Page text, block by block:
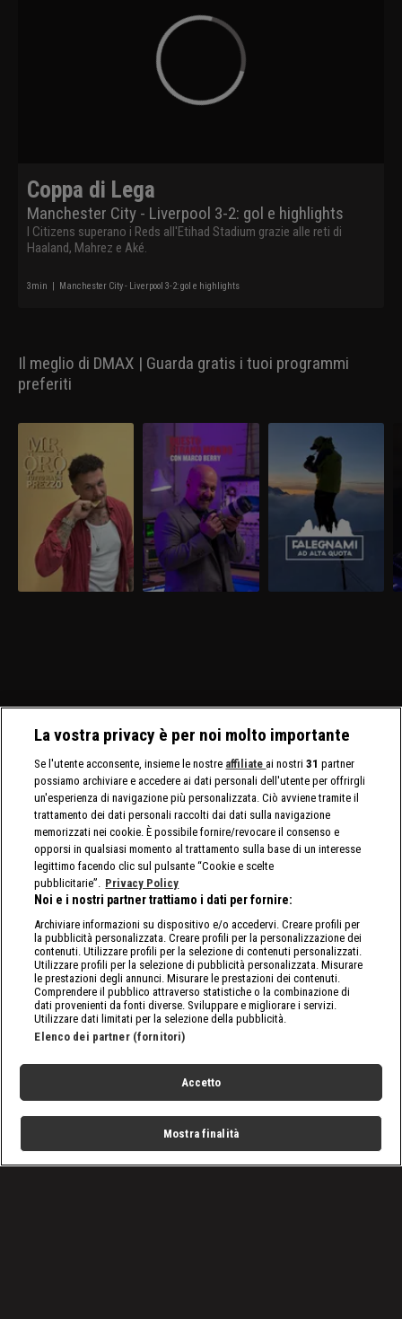
Coppa di Lega
Manchester City - Liverpool 3-2: gol e highlights
I Citizens superano i Reds all'Etihad Stadium grazie alle reti di
Haaland, Mahrez e Aké.
3min | Manchester City - Liverpool 3-2: gol e highlights
Il meglio di DMAX | Guarda gratis i tuoi programmi
preferiti
La vostra privacy è per noi molto importante
Se l'utente acconsente, insieme le nostre affiliate ai nostri31 partner
possiamo archiviare e accedere ai dati personali dell'utente per offrirgli
un'esperienza di navigazione più personalizzata. Ciò avviene tramite il
trattamento dei dati personali raccolti dai dati sulla navigazione
memorizzati nei cookie. È possibile fornire/revocare il consenso e
opporsi in qualsiasi momento al trattamento sulla base di un interesse
legittimo facendo clic sul pulsante “Cookie e scelte
pubblicitarie”. Privacy Policy
Noi e i nostri partner trattiamo i dati per fornire:
Archiviare informazioni su dispositivo e/o accedervi. Creare profili per
la pubblicità personalizzata. Creare profili per la personalizzazione dei
contenuti. Utilizzare profili per la selezione di contenuti personalizzati.
Utilizzare profili per la selezione di pubblicità personalizzata. Misurare
le prestazioni degli annunci. Misurare le prestazioni dei contenuti.
Comprendere il pubblico attraverso statistiche o la combinazione di
dati provenienti da fonti diverse. Sviluppare e migliorare i servizi.
Utilizzare dati limitati per la selezione della pubblicità.
Elenco dei partner (fornitori)
Accetto
Mostra finalità